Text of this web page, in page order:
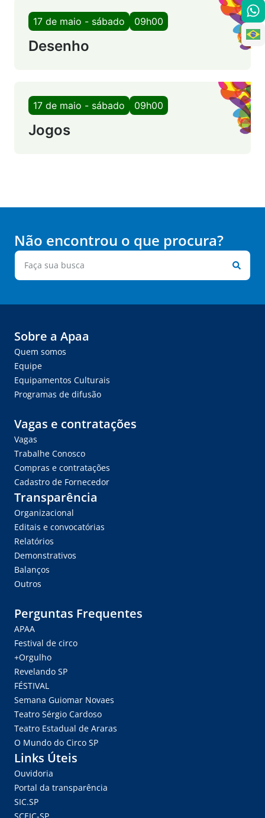
17 de maio - sábado 09h00
Desenho
17 de maio - sábado 09h00
Jogos
Não encontrou o que procura?
Sobre a Apaa
Quem somos
Equipe
Equipamentos Culturais
Programas de difusão
Vagas e contratações
Vagas
Trabalhe Conosco
Compras e contratações
Cadastro de Fornecedor
Transparência
Organizacional
Editais e convocatórias
Relatórios
Demonstrativos
Balanços
Outros
Perguntas Frequentes
APAA
Festival de circo
+Orgulho
Revelando SP
FÉSTIVAL
Semana Guiomar Novaes
Teatro Sérgio Cardoso
Teatro Estadual de Araras
O Mundo do Circo SP
Links Úteis
Ouvidoria
Portal da transparência
SIC.SP